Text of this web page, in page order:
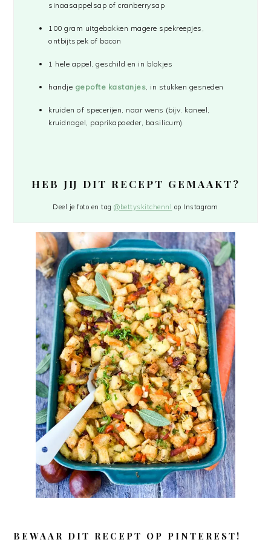
sinaasappelsap of cranberrysap
100 gram uitgebakken magere spekreepjes,
ontbijtspek of bacon
1 hele appel, geschild en in blokjes
handje gepofte kastanjes, in stukken gesneden
kruiden of specerijen, naar wens (bijv. kaneel,
kruidnagel, paprikapoeder, basilicum)
HEB JIJ DIT RECEPT GEMAAKT?
Deel je foto en tag@bettyskitchennl op Instagram
BEWAAR DIT RECEPT OP PINTEREST!